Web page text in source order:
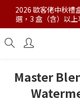
2026 歐客佬中秋禮
選，3 盒（含）以
Master